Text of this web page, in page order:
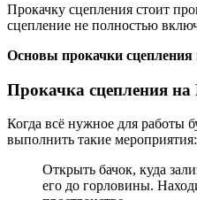
Прокачку сцепления стоит
сцепление не полностью
Основы прокачки сцепления
Прокачка сцепления
Когда всё нужное для работы
выполнить такие мероприятия:
Открыть бачок, куда
его до горловины.